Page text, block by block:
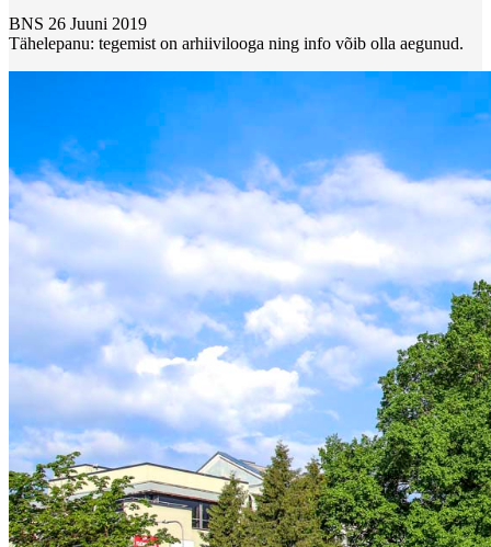
BNS 26 Juuni 2019
Tähelepanu: tegemist on arhiivilooga ning info võib olla aegunud.